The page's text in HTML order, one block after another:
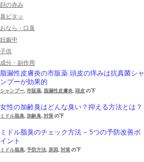
顔の赤み
臭ピタッ
おなら・口臭
妊娠中
子供
成分・副作用
脂漏性皮膚炎の市販薬 頭皮の痒みは抗真菌シャ
ンプーが効果的
シャンプー, 市販薬, 脂漏性皮膚炎, 頭皮の下
女性の加齢臭はどんな臭い？抑える方法とは？
ミドル脂臭, 加齢臭, 対策の下
ミドル脂臭のチェック方法 – 5つの予防改善ポ
イント
ミドル脂臭, 予防方法, 原因, 対策の下